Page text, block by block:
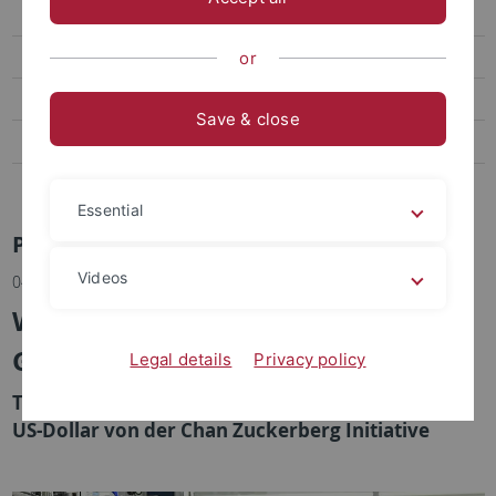
Social Media
Videos
Podcasts
Personalia
Pressemitteilungen Archiv
04.11.2022
Wie altern die Zellen in unserem
Gehirn?
Tübinger Forschungsprojekt erhält 1,6 Millionen
US-Dollar von der Chan Zuckerberg Initiative
or
Save & close
Essential
Videos
Legal details Privacy policy